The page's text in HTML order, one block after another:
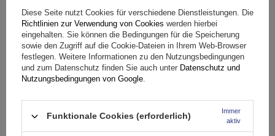
Diese Seite nutzt Cookies für verschiedene Dienstleistungen. Die
Richtlinien zur Verwendung von Cookies werden hierbei
eingehalten. Sie können die Bedingungen für die Speicherung
sowie den Zugriff auf die Cookie-Dateien in Ihrem Web-Browser
festlegen. Weitere Informationen zu den Nutzungsbedingungen
und zum Datenschutz finden Sie auch unter Datenschutz und
Nutzungsbedingungen von Google.
Funktionale Cookies (erforderlich)
Immer
aktiv